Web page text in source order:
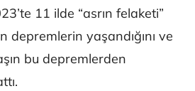
11 ilde “asrın felaketi”
depremlerin yaşandığını ve
bu depremlerden